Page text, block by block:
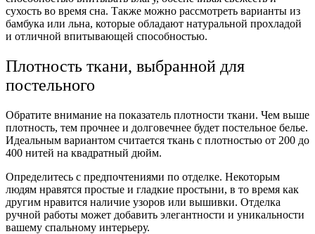
сухость во время сна. Также можно рассмотреть варианты из
бамбука или льна, которые обладают натуральной прохладой
и отличной впитывающей способностью.
Плотность ткани, выбранной для
постельного
Обратите внимание на показатель плотности ткани. Чем выше
плотность, тем прочнее и долговечнее будет постельное белье.
Идеальным вариантом считается ткань с плотностью от 200 до
400 нитей на квадратный дюйм.
Определитесь с предпочтениями по отделке. Некоторым
людям нравятся простые и гладкие простыни, в то время как
другим нравится наличие узоров или вышивки. Отделка
ручной работы может добавить элегантности и уникальности
вашему спальному интерьеру.